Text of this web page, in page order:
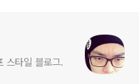
스타일 블로그.